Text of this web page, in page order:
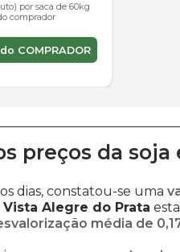
por saca de 60kg
comprador
COMPRADOR
preços da soja
dias, constatou-se uma
Alegre do Prata
média de